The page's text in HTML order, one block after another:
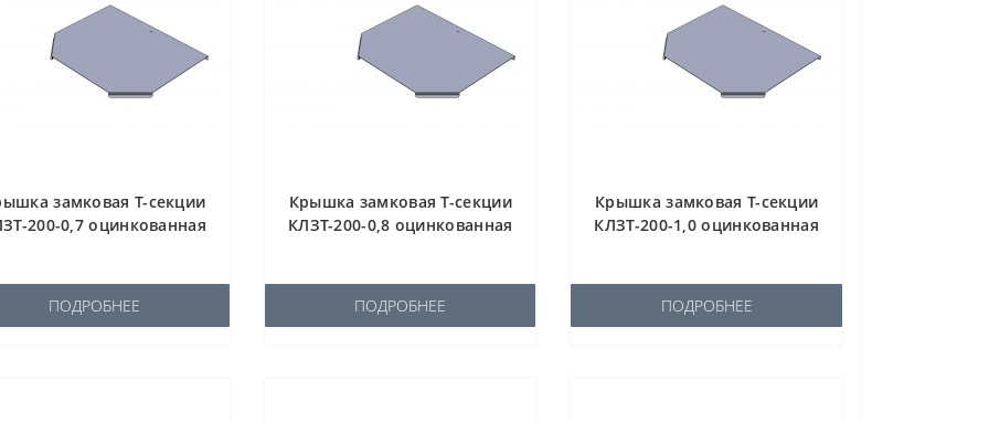
замковая Т-секции
200-0,7 оцинкованная
ПОДРОБНЕЕ
Крышка замковая Т-секции
КЛЗТ-200-0,8 оцинкованная
ПОДРОБНЕЕ
Крышка замковая Т-секции
КЛЗТ-200-1,0 оцинкованная
ПОДРОБНЕЕ